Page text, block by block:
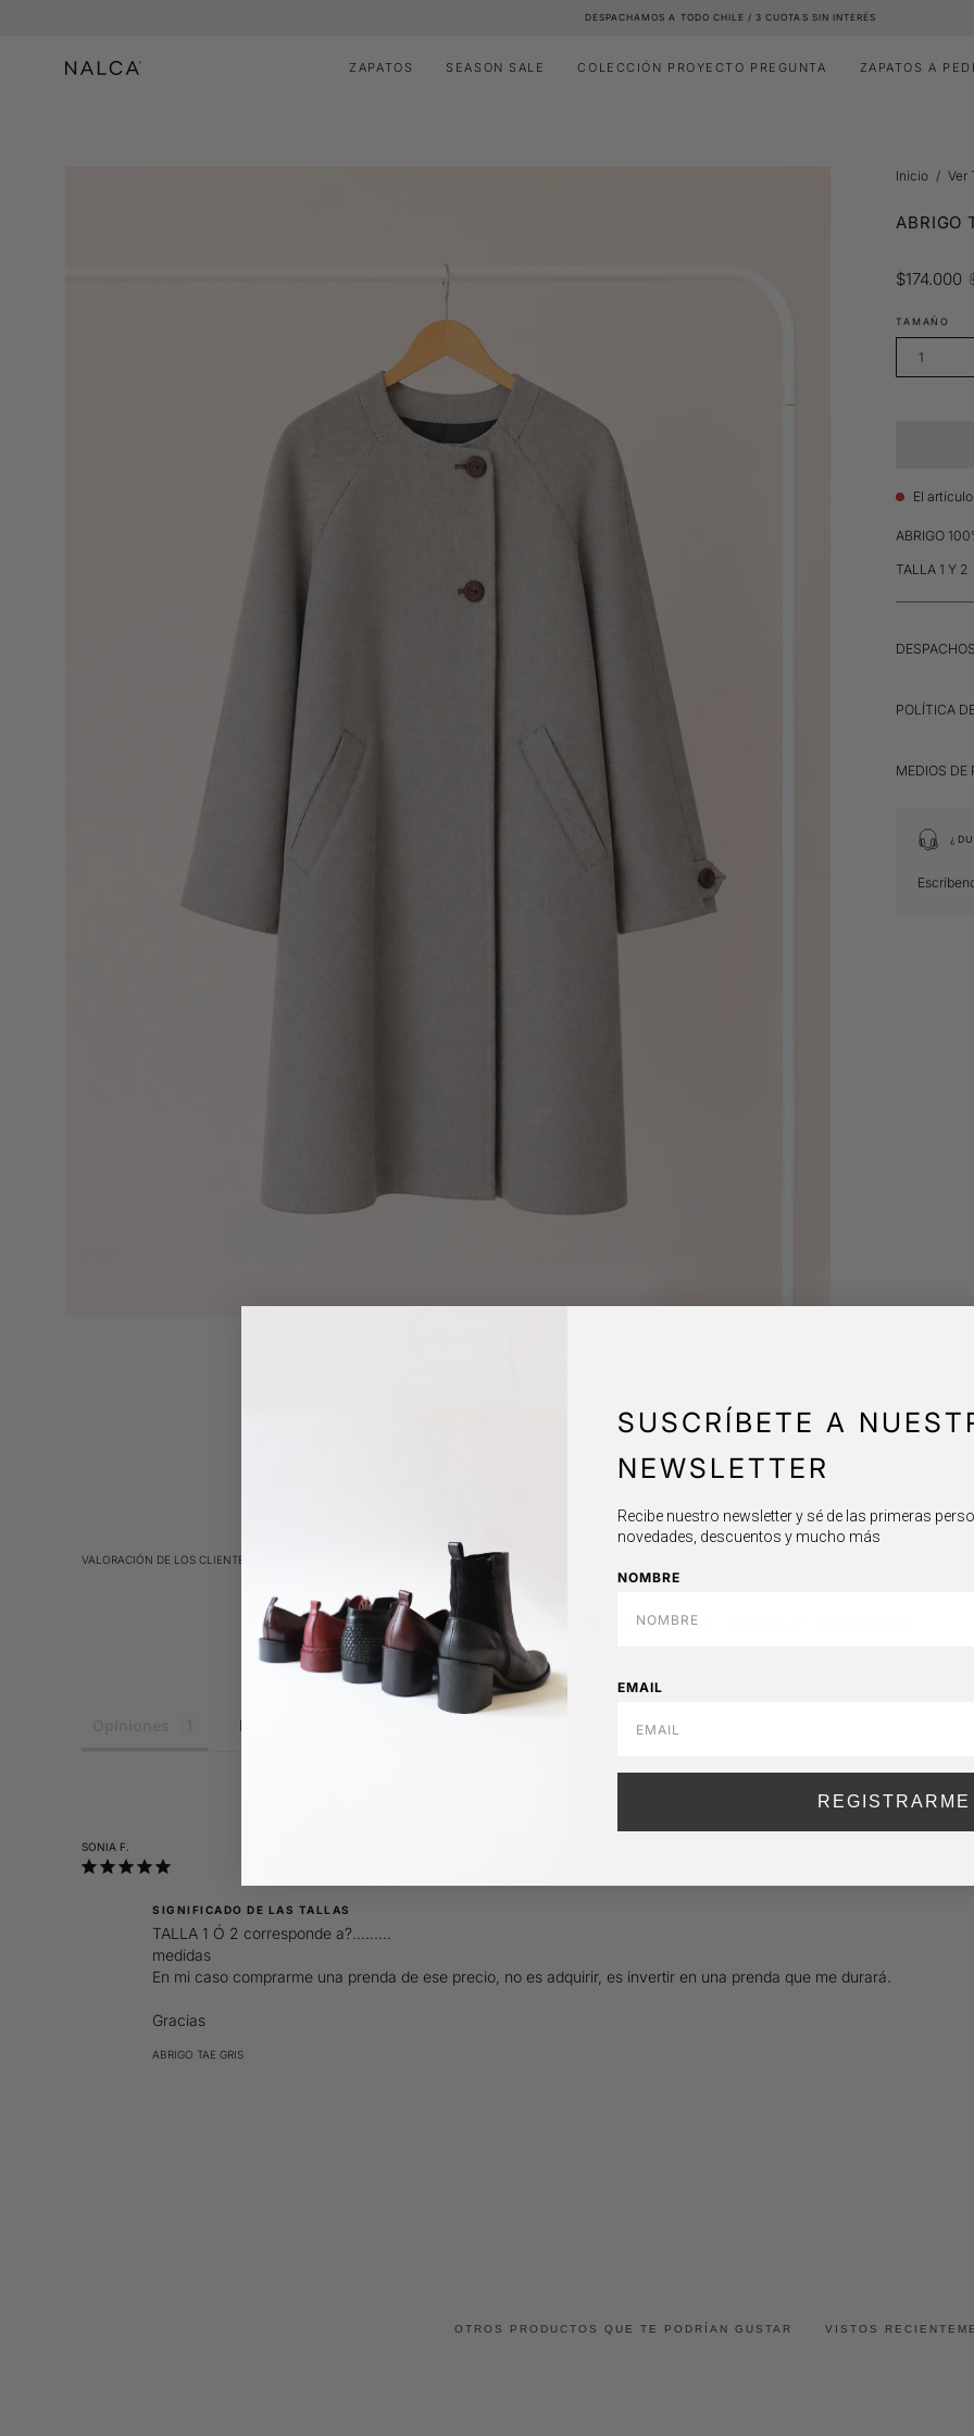
contenido
DESPACHAMOS A TODO CHILE / 3 CUOTAS SIN INTERÉS
ZAPATOS SEASON SALE COLECCIÓN PROYECTO PREGUNTA ZAPATOS A
Inicio / Ver
ABRIGO
$174.000
TAMAÑO
1
El
ABRIGO
TALLA 1 Y 2
POLÍTICA
MEDIOS DE
VALORACIÓN DE LOS CLIENTES
Preguntas
SONIA F.
SIGNIFICADO DE LAS TALLAS
TALLA 1 Ó 2 corresponde a?.........
medidas
En mi caso comprarme una prenda de ese precio, no es adquirir, es invertir en una prenda que me durará.
Gracias
ABRIGO TAE GRIS
OTROS PRODUCTOS QUE TE PODRÍAN GUSTAR VISTOS
SUSCRÍBETE A
NEWSLETTER
Recibe nuestro newsletter y sé de las primeras
novedades, descuentos y mucho más
NOMBRE
EMAIL
REGISTRARME